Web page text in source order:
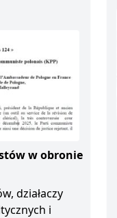
w obronie
działaczy
i